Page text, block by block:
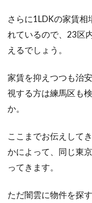
さらに1LDKの家賃相
れているので、23区
えるでしょう。
家賃を抑えつつも治
視する方は練馬区も
か。
ここまでお伝えして
かによって、同じ東
ってきます。
ただ闇雲に物件を探